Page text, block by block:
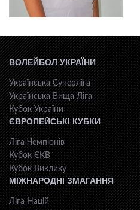
ВОЛЕЙБОЛ УКРАЇНИ
Українська Суперліга
Українська Вища Ліга
Кубок України
ЄВРОПЕЙСЬКІ КУБКИ
Ліга Чемпіонів
Кубок ЄКВ
Кубок Виклику
МІЖНАРОДНІ ЗМАГАННЯ
Ліга Націй